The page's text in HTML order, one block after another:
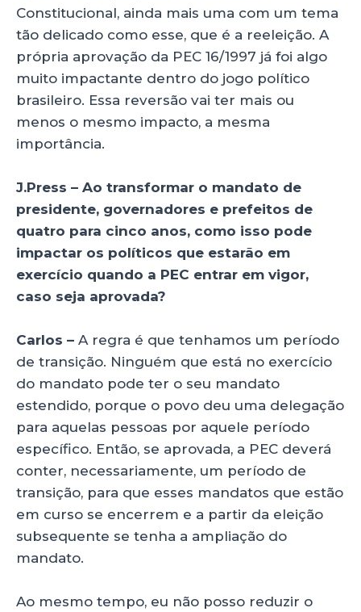
Constitucional, ainda mais uma com um tema
tão delicado como esse, que é a reeleição. A
própria aprovação da PEC 16/1997 já foi algo
muito impactante dentro do jogo político
brasileiro. Essa reversão vai ter mais ou
menos o mesmo impacto, a mesma
importância.
J.Press – Ao transformar o mandato de
presidente, governadores e prefeitos de
quatro para cinco anos, como isso pode
impactar os políticos que estarão em
exercício quando a PEC entrar em vigor,
caso seja aprovada?
Carlos – A regra é que tenhamos um período
de transição. Ninguém que está no exercício
do mandato pode ter o seu mandato
estendido, porque o povo deu uma delegação
para aquelas pessoas por aquele período
específico. Então, se aprovada, a PEC deverá
conter, necessariamente, um período de
transição, para que esses mandatos que estão
em curso se encerrem e a partir da eleição
subsequente se tenha a ampliação do
mandato.
Ao mesmo tempo, eu não posso reduzir o